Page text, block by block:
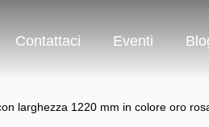
Contattaci Eventi
larghezza 1220 mm in colore oro